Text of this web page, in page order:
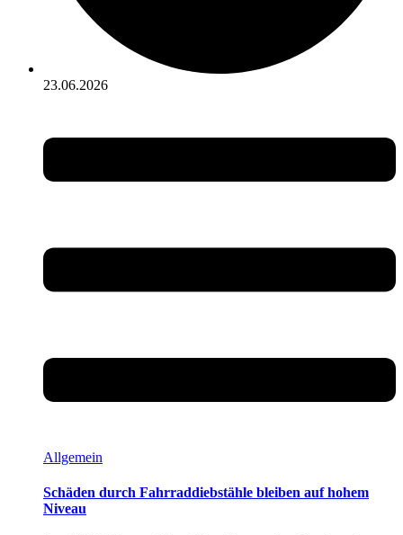
23.06.2026
Allgemein
Schäden durch Fahrraddiebstähle bleiben auf hohem
Niveau